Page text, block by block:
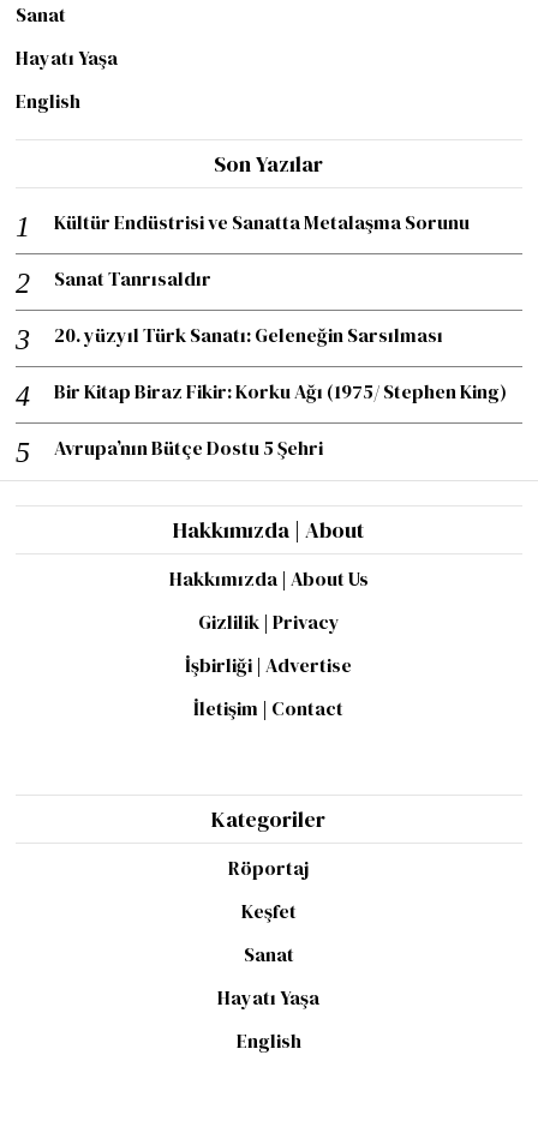
Sanat
Hayatı Yaşa
English
Son Yazılar
Kültür Endüstrisi ve Sanatta Metalaşma Sorunu
Sanat Tanrısaldır
20. yüzyıl Türk Sanatı: Geleneğin Sarsılması
Bir Kitap Biraz Fikir: Korku Ağı (1975/ Stephen King)
Avrupa’nın Bütçe Dostu 5 Şehri
Hakkımızda | About
Hakkımızda | About Us
Gizlilik | Privacy
İşbirliği | Advertise
İletişim | Contact
Kategoriler
Röportaj
Keşfet
Sanat
Hayatı Yaşa
English